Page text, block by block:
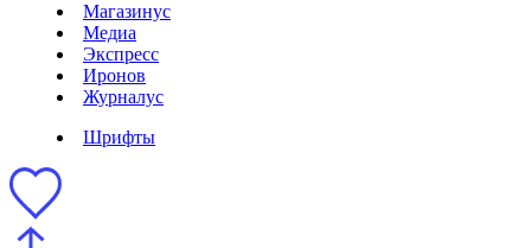
Магазинус
Медиа
Экспресс
Иронов
Журналус
Шрифты